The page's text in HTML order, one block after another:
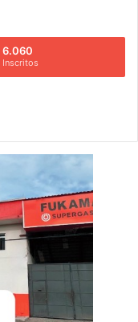
6.060
Inscritos